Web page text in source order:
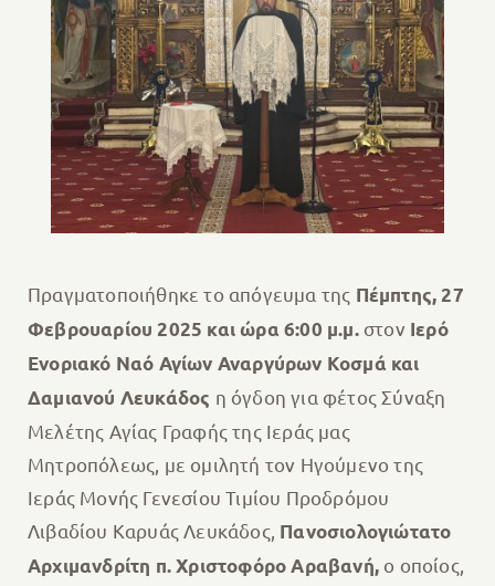
Πραγματοποιήθηκε το απόγευμα της Πέμπτης, 27
Φεβρουαρίου 2025 και ώρα 6:00 μ.μ.στον Ιερό
Ενοριακό Ναό Αγίων Αναργύρων Κοσμά και
Δαμιανού Λευκάδος η όγδοη για φέτος Σύναξη
Μελέτης Αγίας Γραφής της Ιεράς μας
Μητροπόλεως, με ομιλητή τον Ηγούμενο της
Ιεράς Μονής Γενεσίου Τιμίου Προδρόμου
Λιβαδίου Καρυάς Λευκάδος, Πανοσιολογιώτατο
Αρχιμανδρίτη π. Χριστοφόρο Αραβανή, ο οποίος,